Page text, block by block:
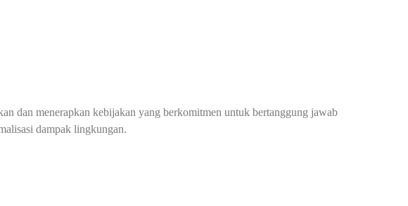
dan menerapkan kebijakan yang berkomitmen untuk bertanggung jawab
dampak lingkungan.